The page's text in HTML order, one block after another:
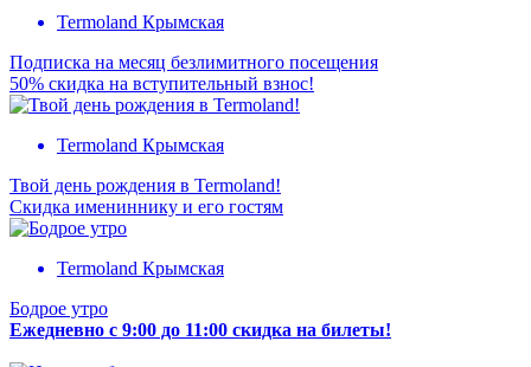
Termoland Крымская
Подписка на месяц безлимитного посещения
50% скидка на вступительный взнос!
Termoland Крымская
Твой день рождения в Termoland!
Скидка имениннику и его гостям
Termoland Крымская
Бодрое утро
Ежедневно с 9:00 до 11:00 скидка на билеты!